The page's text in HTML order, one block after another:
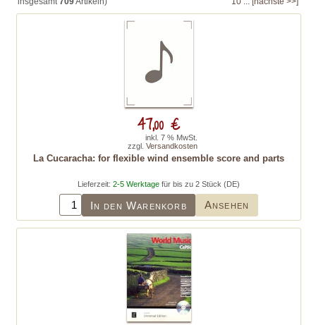
La Cucaracha: for flexible wind ensemble score and parts
Lieferzeit: 2-5 Werktage für bis zu 2 Stück (DE)
In den Warenkorb Ansehen
47,00 €
inkl. 7 % MwSt.
zzgl. Versandkosten